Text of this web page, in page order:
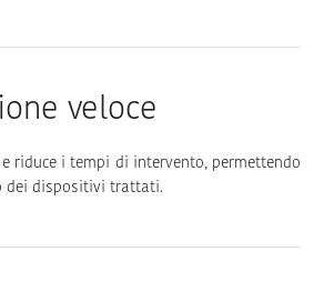
veloce
riduce i tempi di intervento, permettendo
dei dispositivi trattati.